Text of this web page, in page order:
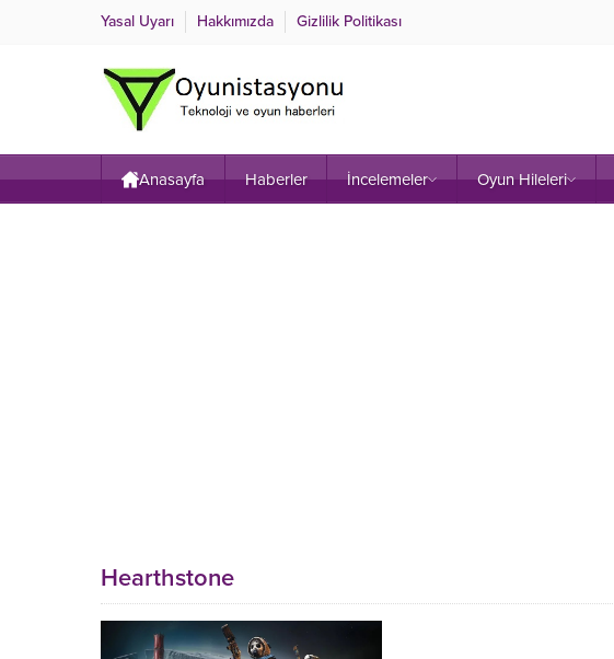
Yasal Uyarı Hakkımızda Gizlilik Politikası
Anasayfa Haberler İncelemeler Oyun Hileleri
Hearthstone